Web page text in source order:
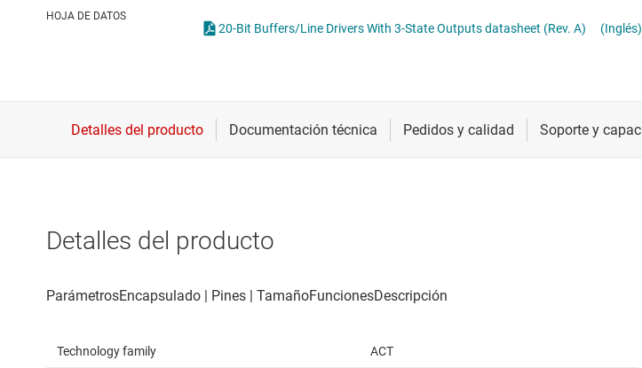
Interfaz Servicios de chip y oblea
HOJA DE DATOS
20-Bit Buffers/Line Drivers With 3-State Outputs datasheet (Rev. A) (Inglés)
Detalles del producto
Technology family ACT